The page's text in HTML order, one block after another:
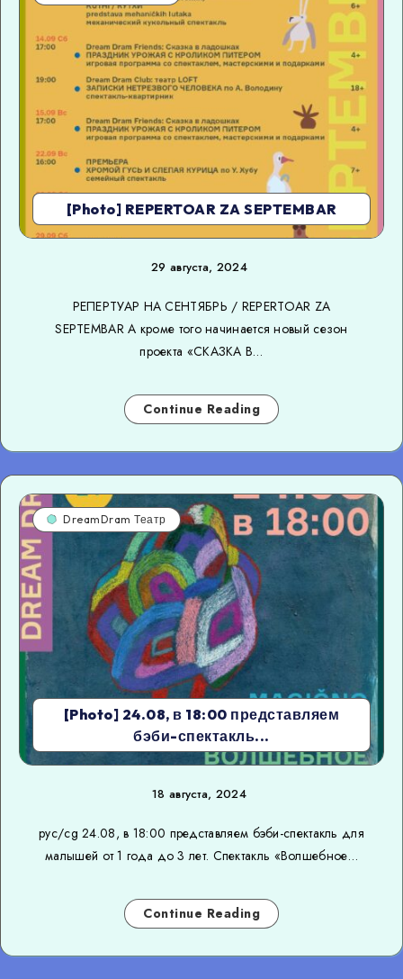
[Photo] REPERTOAR ZA SEPTEMBAR
29 августа, 2024
РЕПЕРТУАР НА СЕНТЯБРЬ / REPERTOAR ZA
SEPTEMBAR А кроме того начинается новый сезон
проекта «СКАЗКА В…
Continue Reading
[Photo] 24.08, в 18:00 представляем
бэби-спектакль...
DreamDram Театр
18 августа, 2024
рус/cg 24.08, в 18:00 представляем бэби-спектакль для
малышей от 1 года до 3 лет. Спектакль «Волшебное…
Continue Reading